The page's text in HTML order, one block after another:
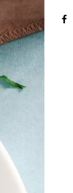
Skip
content